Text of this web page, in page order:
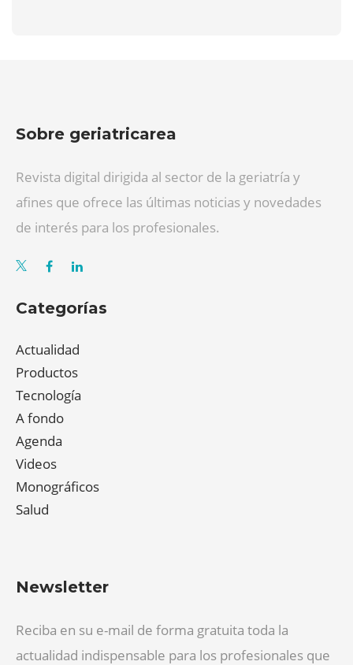
Sobre geriatricarea
Revista digital dirigida al sector de la geriatría y
afines que ofrece las últimas noticias y novedades
de interés para los profesionales.
Categorías
Actualidad
Productos
Tecnología
A fondo
Agenda
Videos
Monográficos
Salud
Newsletter
Reciba en su e-mail de forma gratuita toda la
actualidad indispensable para los profesionales que